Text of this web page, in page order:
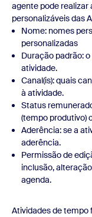
agente pode realizar
personalizáveis das
Nome: nomes
personalizadas
Duração padrão:
atividade.
Canal(is): quais
à atividade.
Status
(tempo produtivo)
Aderência: se a
aderência.
Permissão de
inclusão,
agenda.
Atividades de tempo